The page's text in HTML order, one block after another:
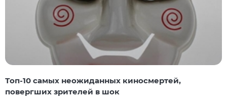
Топ-10 самых неожиданных киносмертей,
повергших зрителей в шок